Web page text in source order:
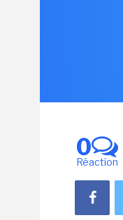
0
Réaction